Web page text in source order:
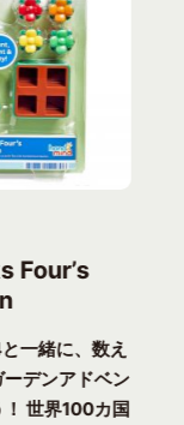
Four’s
一緒に、数え
デンアドベン
世界100カ国